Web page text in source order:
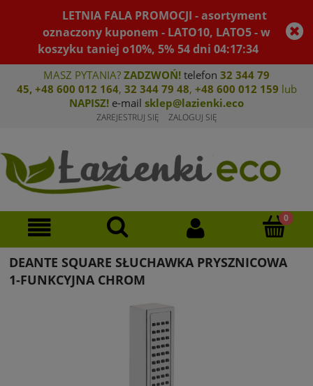
LETNIA FALA PROMOCJI - asortyment
oznaczony kuponem - LATO10, LATO5 - w
koszyku taniej o10%, 5% 54dni04:17:34
MASZ PYTANIA? ZADZWOŃ! telefon 32 344 79
45, +48 600 012 164, 32 344 79 48, +48 600 012 159 lub
NAPISZ! e-mail sklep@lazienki.eco
ZAREJESTRUJ SIĘ ZALOGUJ SIĘ
DEANTE SQUARE SŁUCHAWKA PRYSZNICOWA
1-FUNKCYJNA CHROM